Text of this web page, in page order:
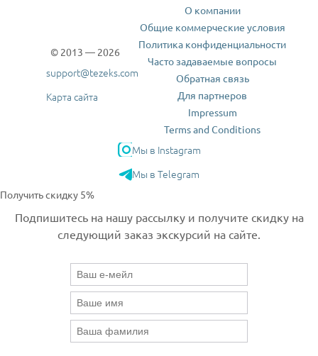
© 2013 — 2026
support@tezeks.com
Карта сайта
О компании
Общие коммерческие условия
Политика конфиденциальности
Часто задаваемые вопросы
Обратная связь
Для партнеров
Impressum
Terms and Conditions
Мы в Instagram
Мы в Telegram
Получить скидку 5%
Подпишитесь на нашу рассылку и получите скидку на
следующий заказ экскурсий на сайте.